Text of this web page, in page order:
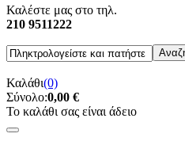
Καλέστε μας στο τηλ.
210 9511222
Καλάθι(0)
Σύνολο:0,00 €
Το καλάθι σας είναι άδειο